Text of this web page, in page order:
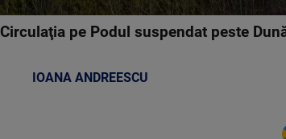
Circulaţia pe Podul suspendat peste
IOANA ANDREESCU